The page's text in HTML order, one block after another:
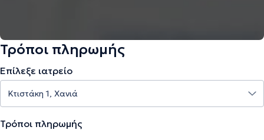
Τρόποι πληρωμής
Επίλεξε ιατρείο
Τρόποι πληρωμής